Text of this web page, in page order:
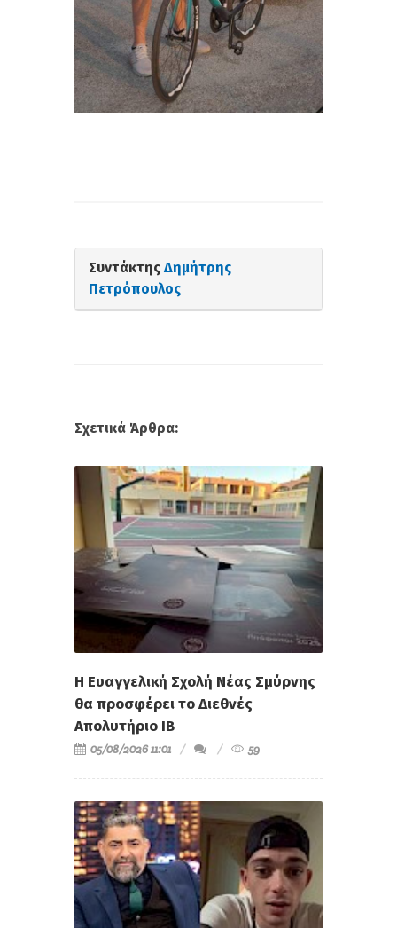
Συντάκτης Δημήτρης
Πετρόπουλος
Σχετικά Άρθρα:
Η Ευαγγελική Σχολή Νέας Σμύρνης
θα προσφέρει το Διεθνές
Απολυτήριο IB
05/08/2026 11:01 59